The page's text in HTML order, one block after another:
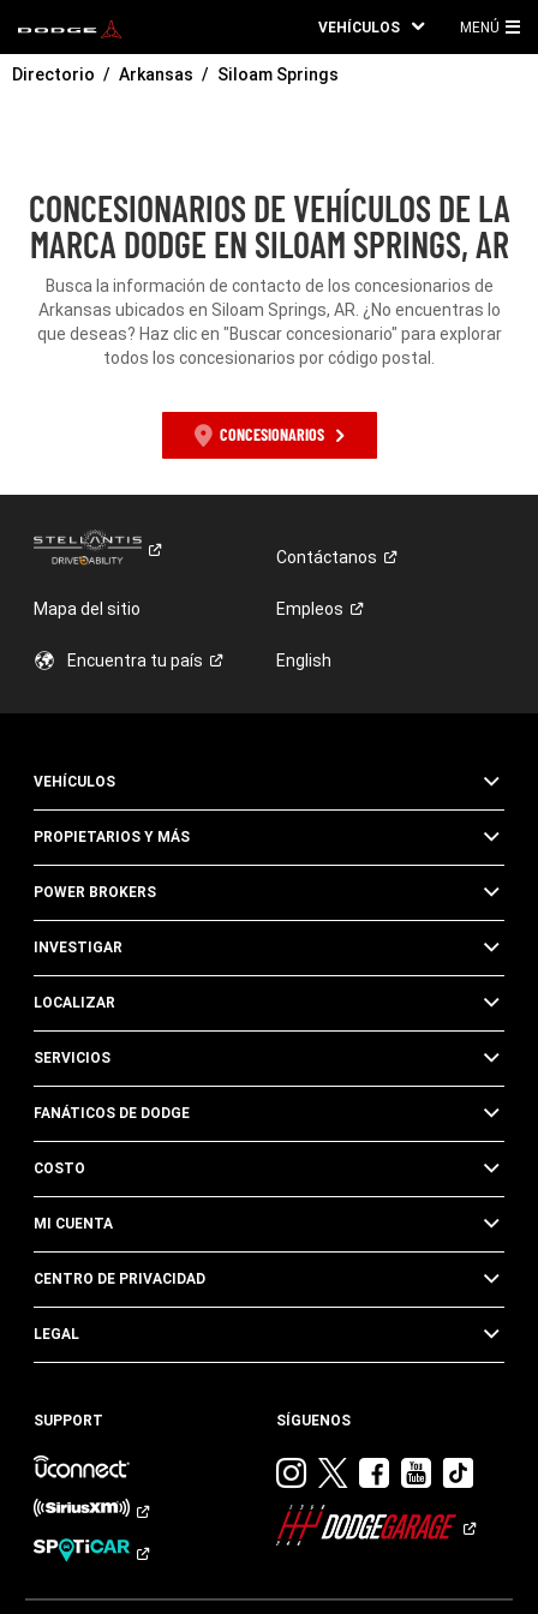
VEHÍCULOS MENÚ
Directorio Arkansas Siloam Springs
CONCESIONARIOS DE VEHÍCULOS DE LA
MARCA DODGE EN SILOAM SPRINGS, AR
Busca la información de contacto de los concesionarios de
Arkansas ubicados en Siloam Springs, AR. ¿No encuentras lo
que deseas? Haz clic en "Buscar concesionario" para explorar
todos los concesionarios por código postal.
CONCESIONARIOS
Contáctanos
Mapa del sitio Empleos
Encuentra tu país English
VEHÍCULOS
PROPIETARIOS Y MÁS
POWER BROKERS
INVESTIGAR
LOCALIZAR
SERVICIOS
FANÁTICOS DE DODGE
COSTO
MI CUENTA
CENTRO DE PRIVACIDAD
LEGAL
SUPPORT SÍGUENOS
Visitar
Dodge
en
Visitar
en
Visitar
en
Visitar
en en